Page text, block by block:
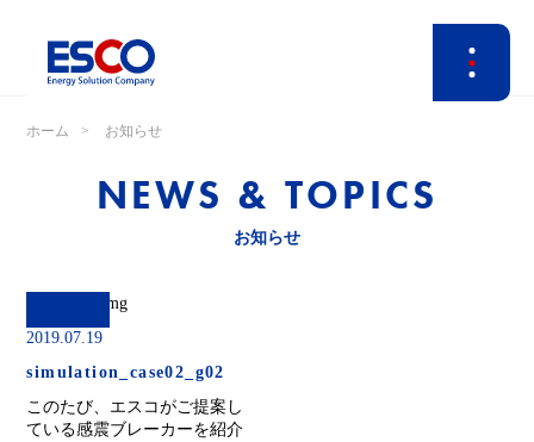
ホーム お知らせ
NEWS & TOPICS
お知らせ
2019.07.19
simulation_case02_g02
このたび、エスコがご提案し
ている感震ブレーカーを紹介